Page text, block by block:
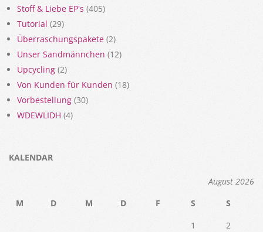
Stoff & Liebe EP's (405)
Tutorial (29)
Überraschungspakete (2)
Unser Sandmännchen (12)
Upcycling (2)
Von Kunden für Kunden (18)
Vorbestellung (30)
WDEWLIDH (4)
KALENDAR
August 2026
M
D M D F S
S
1
2